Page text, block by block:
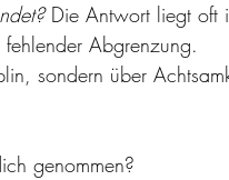
Die Antwort liegt oft
Abgrenzung.
sondern über
genommen?